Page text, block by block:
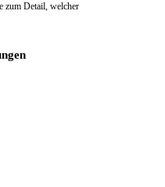
zum Detail, welcher